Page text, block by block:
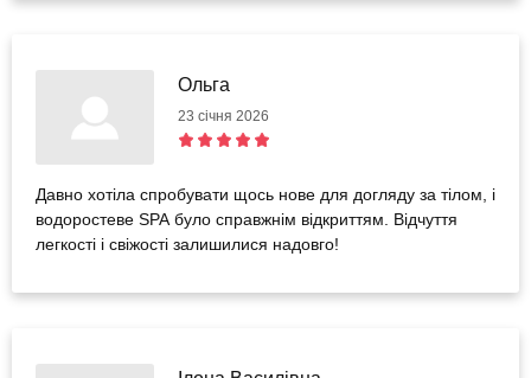
Ольга
23 січня 2026
Давно хотіла спробувати щось нове для догляду за тілом, і
водоростеве SPA було справжнім відкриттям. Відчуття
легкості і свіжості залишилися надовго!